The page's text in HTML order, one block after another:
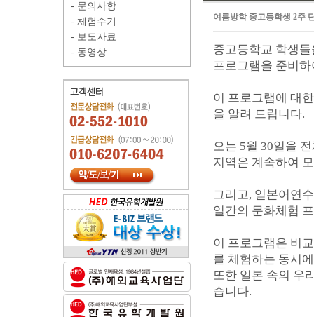
- 문의사항
- 체험수기
- 보도자료
- 동영상
여름방학 중고등학생 2주
중고등학교 학생
프로그램을 준비
이 프로그램에 대
을 알려 드립니다.
오는 5월 30일을
지역은 계속하여
그리고, 일본어연
일간의 문화체험
이 프로그램은 비
를 체험하는 동시
또한 일본 속의 우
습니다.